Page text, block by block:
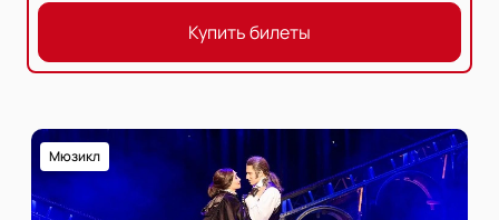
Купить билеты
Мюзикл